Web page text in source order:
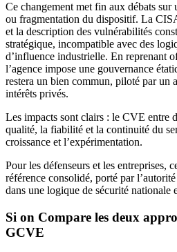
Ce changement met fin aux débats sur
ou fragmentation du dispositif. La
et la description des vulnérabilités
stratégique, incompatible avec des
d’influence industrielle. En reprenant
l’agence impose une gouvernance
restera un bien commun, piloté par un
intérêts privés.
Les impacts sont clairs : le CVE entre
qualité, la fiabilité et la continuité du
croissance et l’expérimentation.
Pour les défenseurs et les entreprises,
référence consolidé, porté par
dans une logique de sécurité nationale
Si on Compare les deux
GCVE